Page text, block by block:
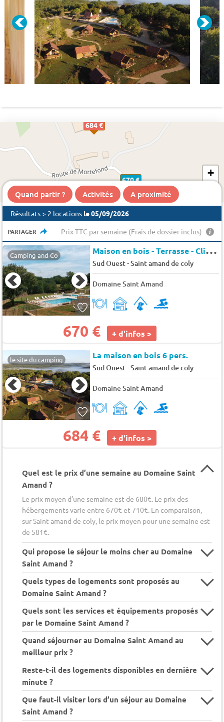
670 €
684 €
+
Quand partir ? Activités A proximité
Résultats > 2 locations le 05/09/2026
PARTAGER Prix TTC par semaine (Frais de dossier inclus)
Camping and Co M
aison en bois - Terrasse - Clim - TV 6 pers.
Sud Ouest-Saint amand de coly
Domaine Saint Amand
670 € + d'infos >
le site du camping La maison en bois 6 pers.
Sud Ouest-Saint amand de coly
Domaine Saint Amand
684 € + d'infos >
Quel est le prix d’une semaine au Domaine Saint
Amand ?
Le prix moyen d’une semaine est de 680€. Le prix des
hébergements varie entre 670€ et 710€. En comparaison,
sur Saint amand de coly, le prix moyen pour une semaine est
de 581€.
Qui propose le séjour le moins cher au Domaine
Saint Amand ?
Quels types de logements sont proposés au
Domaine Saint Amand ?
Quels sont les services et équipements proposés
par le Domaine Saint Amand ?
Quand séjourner au Domaine Saint Amand au
meilleur prix ?
Reste-t-il des logements disponibles en dernière
minute ?
Que faut-il visiter lors d’un séjour au Domaine
Saint Amand ?